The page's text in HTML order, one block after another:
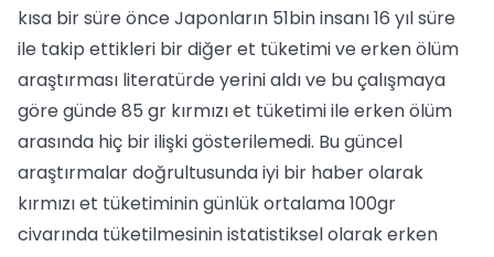
kısa bir süre önce Japonların 51bin insanı 16 yıl süre
ile takip ettikleri bir diğer et tüketimi ve erken ölüm
araştırması literatürde yerini aldı ve bu çalışmaya
göre günde 85 gr kırmızı et tüketimi ile erken ölüm
arasında hiç bir ilişki gösterilemedi. Bu güncel
araştırmalar doğrultusunda iyi bir haber olarak
kırmızı et tüketiminin günlük ortalama 100gr
civarında tüketilmesinin istatistiksel olarak erken